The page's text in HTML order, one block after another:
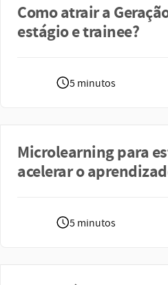
Como atrair a
estágio e trainee?
5 minutos
Microlearning para
acelerar o
5 minutos